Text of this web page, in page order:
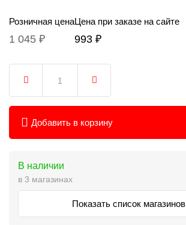
Розничная цена
1 045 ₽
Цена при заказе на сайте
993 ₽
Добавить в корзину
В наличии
в 3 магазинах
Показать список магазинов